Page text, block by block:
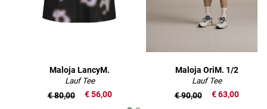
Maloja LancyM.
Lauf Tee
€ 56,00
€ 80,00
Maloja OriM. 1/2
Lauf Tee
€ 63,00
€ 90,00